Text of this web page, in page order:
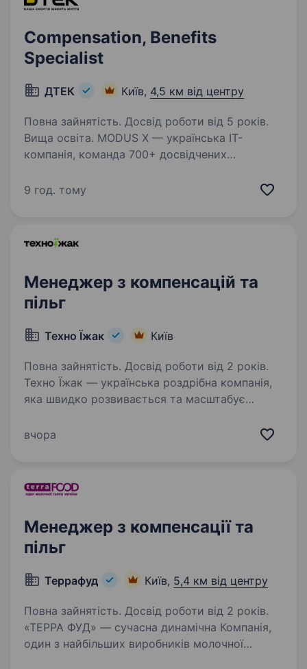
Compensation, Benefits
Specialist
ДТЕК Київ, 4,5 км від центру
Повна зайнятість. Досвід роботи від 5 років.
Вища освіта. MODUS X — українська ІТ-
компанія, команда 700+ досвідчених
можливостей бізнесу, розкриваючи потенціал
9 год. тому
Менеджер з компенсацій та
пільг
Техно Їжак Київ
Повна зайнятість. Досвід роботи від 2 років.
Техно Їжак — українська роздрібна компанія,
яка швидко розвивається та масштабує
Manager, який допоможе побудувати єдину,
вчора
Менеджер з компенсації та
пільг
Террафуд Київ, 5,4 км від центру
Повна зайнятість. Досвід роботи від 2 років.
«ТЕРРА ФУД» — сучасна динамічна Компанія,
один з найбільших виробників молочної